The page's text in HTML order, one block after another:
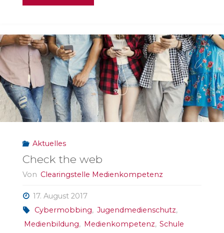
Bischof
Dr.
Gebhard
Fürst"
Aktuelles
Check the web
Von Clearingstelle Medienkompetenz
17. August 2017
Cybermobbing, Jugendmedienschutz,
Medienbildung, Medienkompetenz, Schule